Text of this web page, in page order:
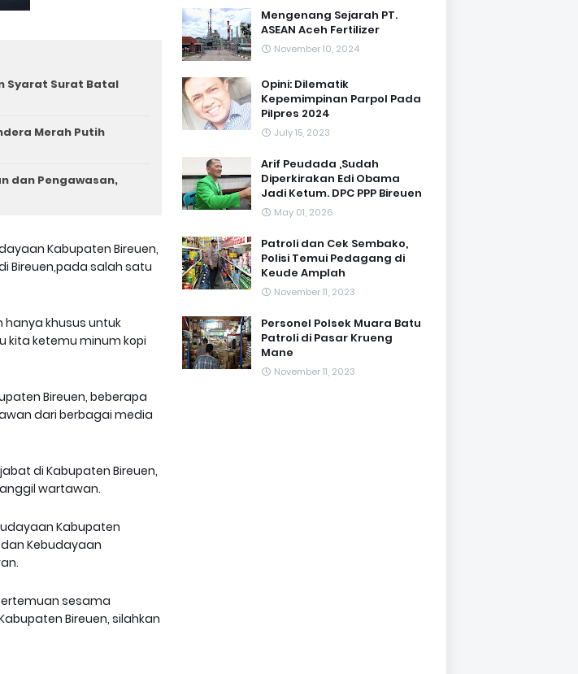
Syarat Surat Batal
Merah Putih
dan Pengawasan,
Kabupaten Bireuen,
Bireuen,pada salah satu
hanya khusus untuk
kita ketemu minum kopi
Bireuen, beberapa
dari berbagai media
di Kabupaten Bireuen,
wartawan.
Kabupaten
Kebudayaan
sesama
Bireuen, silahkan
Mengenang Sejarah PT.
ASEAN Aceh Fertilizer
November 10, 2024
Opini: Dilematik
Kepemimpinan Parpol Pada
Pilpres 2024
July 15, 2023
Arif Peudada ,Sudah
Diperkirakan Edi Obama
Jadi Ketum. DPC PPP Bireuen
May 01, 2026
Patroli dan Cek Sembako,
Polisi Temui Pedagang di
Keude Amplah
November 11, 2023
Personel Polsek Muara Batu
Patroli di Pasar Krueng
Mane
November 11, 2023